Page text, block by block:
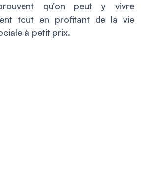
qu’on peut y vivre
tout en profitant de la vie
à petit prix.